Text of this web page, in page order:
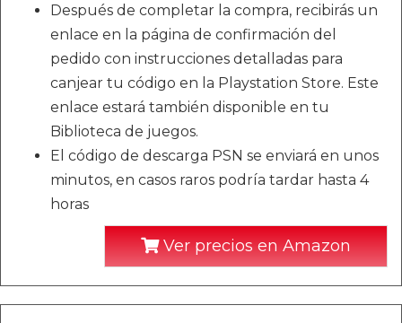
Después de completar la compra, recibirás un
enlace en la página de confirmación del
pedido con instrucciones detalladas para
canjear tu código en la Playstation Store. Este
enlace estará también disponible en tu
Biblioteca de juegos.
El código de descarga PSN se enviará en unos
minutos, en casos raros podría tardar hasta 4
horas
Ver precios en Amazon